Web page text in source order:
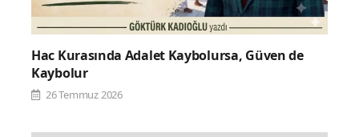
Hac Kurasında Adalet Kaybolursa, Güven de
Kaybolur
26 Temmuz 2026